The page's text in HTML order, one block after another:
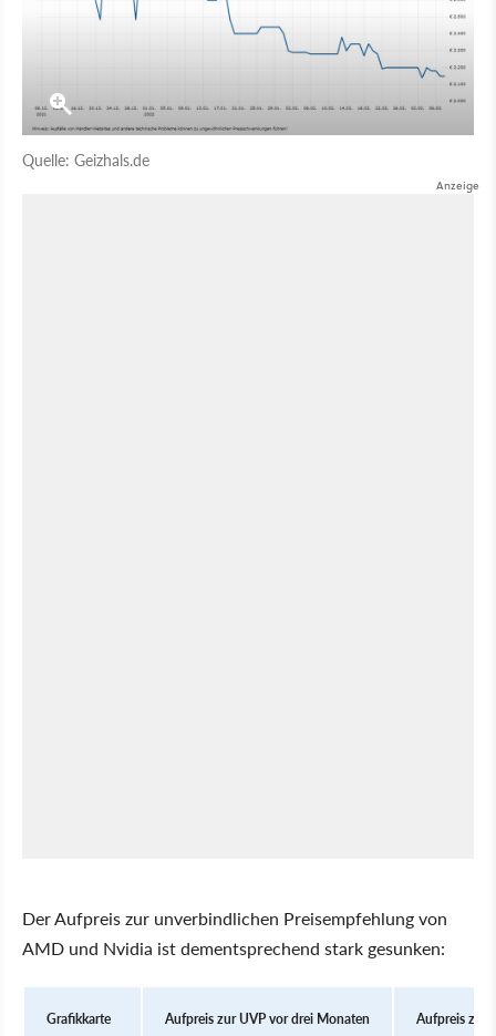
Quelle: Geizhals.de
Der Aufpreis zur unverbindlichen Preisempfehlung von
AMD und Nvidia ist dementsprechend stark gesunken:
Grafikkarte Aufpreis zur UVP vor drei Monaten Aufpreis zur